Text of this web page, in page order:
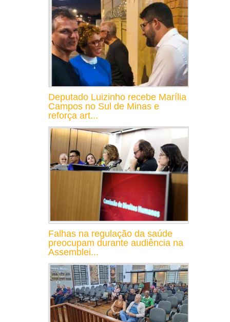
Deputado Luizinho recebe Marília
Campos no Sul de Minas e
reforça art...
Falhas na regulação da saúde
preocupam durante audiência na
Assemblei...